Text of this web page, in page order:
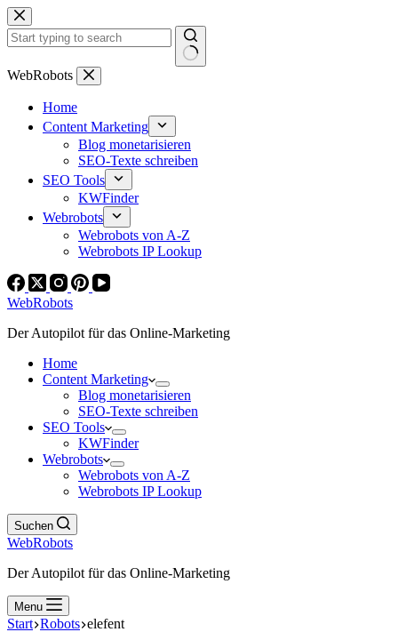
Zum
Inhalt
springen
Keine
WebRobots
Home
Content Marketing
Blog monetarisieren
SEO-Texte schreiben
SEO Tools
KWFinder
Webrobots
Webrobots von A-Z
Webrobots IP Lookup
WebRobots
Der Autopilot für das Online-Marketing
Home
Content Marketing
Blog monetarisieren
SEO-Texte schreiben
SEO Tools
KWFinder
Webrobots
Webrobots von A-Z
Webrobots IP Lookup
Suchen
WebRobots
Der Autopilot für das Online-Marketing
Menu
Start Robots elefent